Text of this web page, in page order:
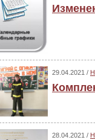
29.04.2021 /
28.04.2021 /